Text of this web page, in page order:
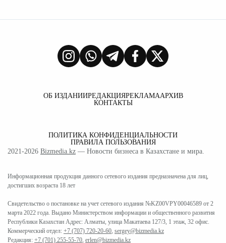
ОБ ИЗДАНИИРЕДАКЦИЯРЕКЛАМААРХИВ
КОНТАКТЫ
ПОЛИТИКА КОНФИДЕНЦИАЛЬНОСТИ
ПРАВИЛА ПОЛЬЗОВАНИЯ
2021-2026 Bizmedia.kz — Новости бизнеса в Казахстане и мира.
Информационная продукция данного сетевого издания предназначена для лиц,
достигших возраста 18 лет
Свидетельство о постановке на учет сетевого издания №KZ00VPY00046589 от 2
марта 2022 года. Выдано Министерством информации и общественного развития
Республики Казахстан Адрес: Алматы, улица Макатаева 127/3, 1 этаж, 32 офис.
Коммерческий отдел: +7 (707) 720-20-60, sergey@bizmedia.kz
Редакция: +7 (701) 255-55-70, erlen@bizmedia.kz